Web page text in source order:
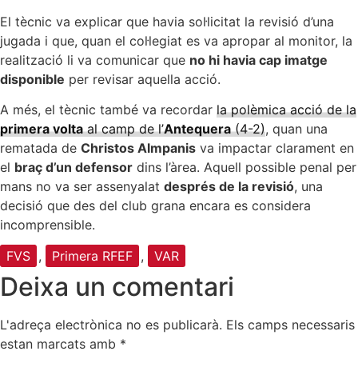
El tècnic va explicar que havia sol·licitat la revisió d’una
jugada i que, quan el col·legiat es va apropar al monitor, la
realització li va comunicar que no hi havia cap imatge
disponible per revisar aquella acció.
A més, el tècnic també va recordar la polèmica acció de la
primera voltaal camp de l’Antequera(4-2), quan una
rematada de Christos Almpanis va impactar clarament en
el braç d’un defensor dins l’àrea. Aquell possible penal per
mans no va ser assenyalat després de la revisió, una
decisió que des del club grana encara es considera
incomprensible.
FVS , Primera RFEF , VAR
Deixa un comentari
L'adreça electrònica no es publicarà. Els camps necessaris
estan marcats amb *